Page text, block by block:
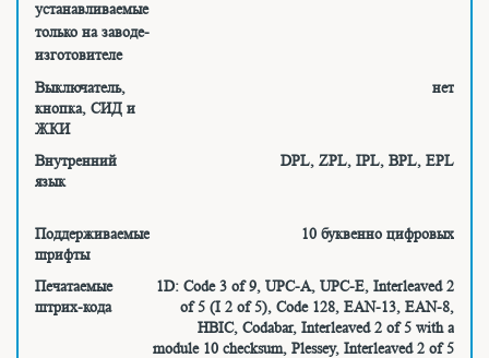
устанавливаемые
только на заводе-
изготовителе
Выключатель,
кнопка, СИД и
ЖКИ
нет
Внутренний
язык
DPL, ZPL, IPL, BPL, EPL
Поддерживаемые
шрифты
10 буквенно цифровых
Печатаемые
штрих-кода
1D: Code 3 of 9, UPC-A, UPC-E, Interleaved 2
of 5 (I 2 of 5), Code 128, EAN-13, EAN-8,
HBIC, Codabar, Interleaved 2 of 5 with a
module 10 checksum, Plessey, Interleaved 2 of 5